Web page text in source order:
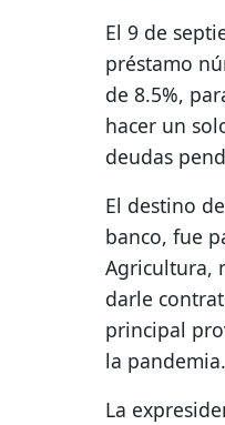
El 9 de
préstamo
de 8.5%,
hacer un
deudas
El destino
banco, fue
Agricultura,
darle
principal
la pandemia.
La